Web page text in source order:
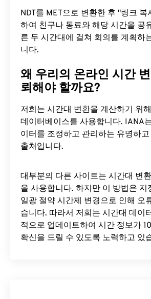
NDT를 MET으로 변환한 후 "링크 복
하여 친구나 동료와 해당 시간을 공
른 두 시간대에 걸쳐 회의를 계획하
니다.
왜 우리의 온라인 시간
뢰해야 할까요?
저희는 시간대 변환을 계산하기 위해
데이터베이스를 사용합니다. IANA
이터를 조정하고 관리하는 유명하
출처입니다.
대부분의 다른 사이트는 시간대 변
을 사용합니다. 하지만 이 방법은 지
일광 절약 시간제 변경으로 인해 오
습니다. 따라서 저희는 시간대 데이
적으로 업데이트하여 시간 정보가
확신을 드릴 수 있도록 노력하고 있